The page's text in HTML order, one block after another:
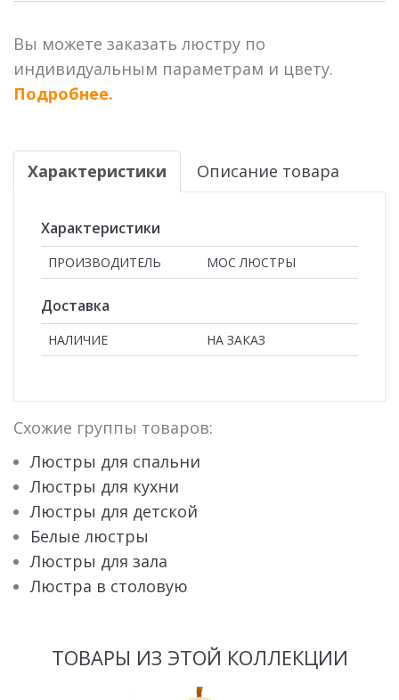
Вы можете заказать люстру по
индивидуальным параметрам и цвету.
Подробнее.
Характеристики Описание товара
Характеристики
ПРОИЗВОДИТЕЛЬ МОС ЛЮСТРЫ
Доставка
НАЛИЧИЕ НА ЗАКАЗ
Схожие группы товаров:
Люстры для спальни
Люстры для кухни
Люстры для детской
Белые люстры
Люстры для зала
Люстра в столовую
ТОВАРЫ ИЗ ЭТОЙ КОЛЛЕКЦИИ